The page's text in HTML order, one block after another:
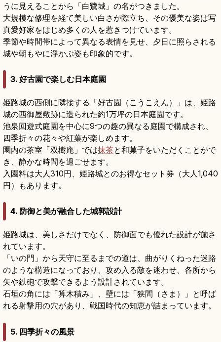
うに見えることから「白鷺城」の名がつきました。
大規模な修理を経て美しい白さが際立ち、その優美な姿は写
真愛好家をはじめ多くの人を惹きつけています。
季節や時間帯によって異なる表情を見せ、夕日に照らされる
城や朝もやに浮かぶ姿も印象的です。
3. 好古園で楽しむ日本庭園
姫路城の西側に隣接する「好古園（こうこえん）」は、姫路
城の西御屋敷跡に造られた約1万坪の日本庭園です。
池泉回遊式庭園を中心に9つの趣の異なる庭園で構成され、
四季折々の花々や紅葉が楽しめます。
園内の茶室「双樹庵」では抹茶と和菓子をいただくことがで
き、静かな時間を過ごせます。
入園料は大人310円、姫路城とのお得なセット券（大人1,040
円）もあります。
4. 防御と美が融合した城郭設計
姫路城は、美しさだけでなく、防御面でも優れた設計が施さ
れています。
「いの門」から天守に至るまでの道は、曲がりくねった迷路
のような構造になっており、攻め入る敵を迷わせ、各所から
矢や鉄砲で攻撃できるよう設計されています。
石垣の角には「算木積み」、壁には「狭間（さま）」と呼ば
れる射撃用の穴があり、戦国時代の知恵が詰まっています。
5. 四季折々の風景